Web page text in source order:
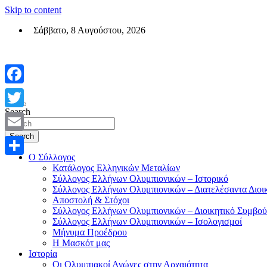
Skip to content
Σάββατο, 8 Αυγούστου, 2026
Επίσημη σελίδα του θεσμικού φορεά των Ελλήνων Ολυμπιονικών
Search
Search
Ο Σύλλογος
Κατάλογος Ελληνικών Μεταλίων
Σύλλογος Ελλήνων Ολυμπιονικών – Ιστορικό
Σύλλογος Ελλήνων Ολυμπιονικών – Διατελέσαντα
Αποστολή & Στόχοι
Σύλλογος Ελλήνων Ολυμπιονικών – Διοικητικό
Σύλλογος Ελλήνων Ολυμπιονικών – Ισολογισμοί
Μήνυμα Προέδρου
Η Μασκότ μας
Ιστορία
Οι Ολυμπιακοί Αγώνες στην Αρχαιότητα
Facebook
Twitter
Email
Μοιραστείτε